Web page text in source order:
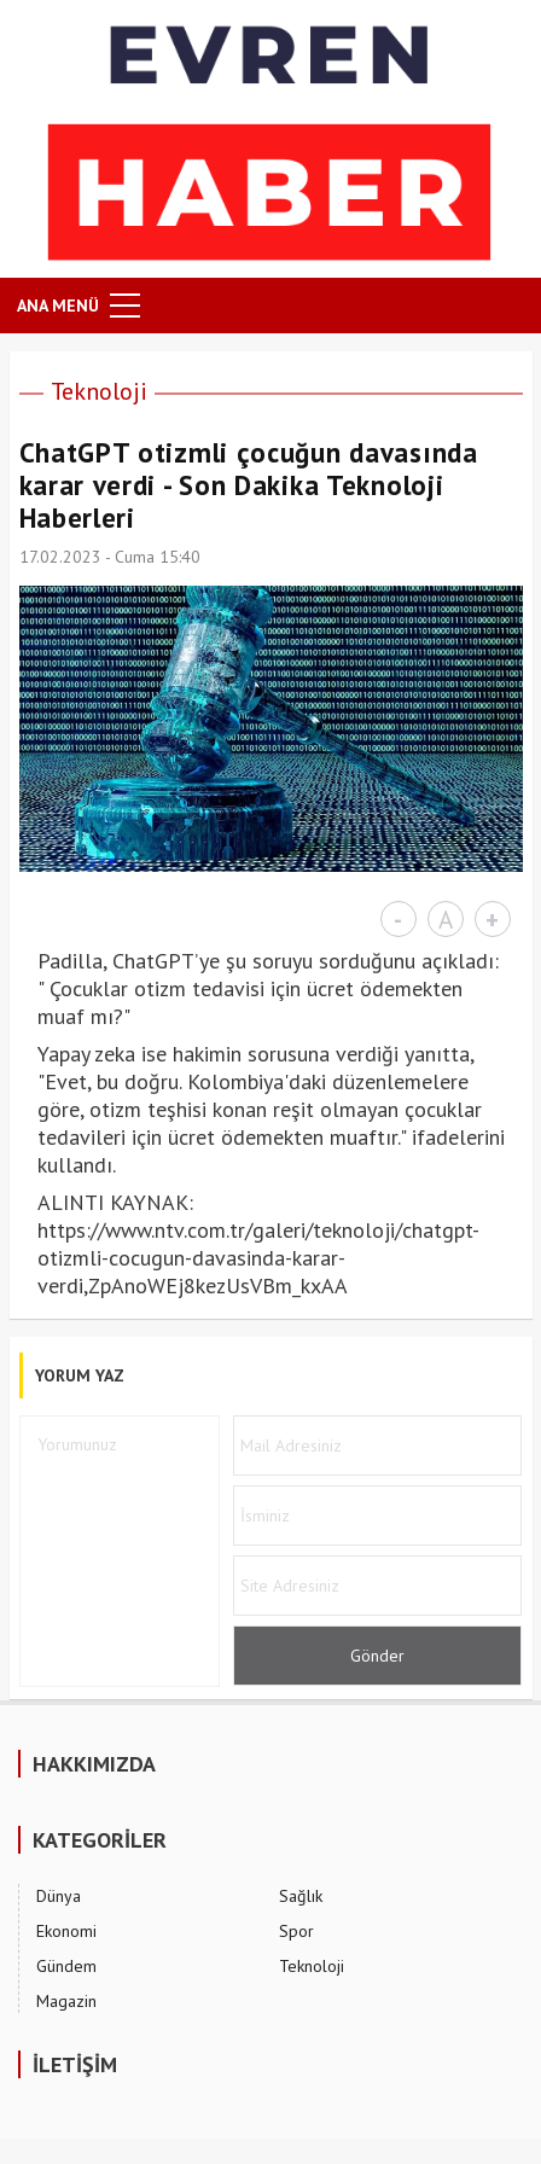
ANA MENÜ
Teknoloji
ChatGPT otizmli çocuğun davasında
karar verdi - Son Dakika Teknoloji
Haberleri
17.02.2023 - Cuma 15:40
- A +
Padilla, ChatGPT’ye şu soruyu sorduğunu açıkladı:
" Çocuklar otizm tedavisi için ücret ödemekten
muaf mı?"
Yapay zeka ise hakimin sorusuna verdiği yanıtta,
"Evet, bu doğru. Kolombiya'daki düzenlemelere
göre, otizm teşhisi konan reşit olmayan çocuklar
tedavileri için ücret ödemekten muaftır." ifadelerini
kullandı.
ALINTI KAYNAK:
https://www.ntv.com.tr/galeri/teknoloji/chatgpt-
otizmli-cocugun-davasinda-karar-
verdi,ZpAnoWEj8kezUsVBm_kxAA
YORUM YAZ
HAKKIMIZDA
KATEGORİLER
Dünya
Ekonomi
Gündem
Magazin
Sağlık
Spor
Teknoloji
İLETİŞİM